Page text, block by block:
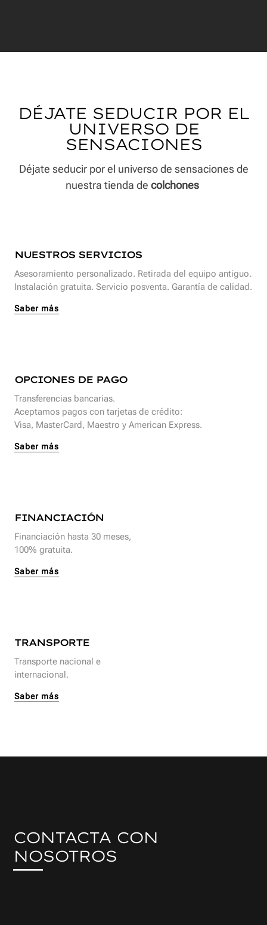
DÉJATE SEDUCIR POR EL
UNIVERSO DE
SENSACIONES
Déjate seducir por el universo de sensaciones de
nuestra tienda de colchones
NUESTROS SERVICIOS
Asesoramiento personalizado. Retirada del equipo antiguo.
Instalación gratuita. Servicio posventa. Garantía de calidad.
Saber más
OPCIONES DE PAGO
Transferencias bancarias.
Aceptamos pagos con tarjetas de crédito:
Visa, MasterCard, Maestro y American Express.
Saber más
FINANCIACIÓN
Financiación hasta 30 meses,
100% gratuita.
Saber más
TRANSPORTE
Transporte nacional e
internacional.
Saber más
CONTACTA CON
NOSOTROS